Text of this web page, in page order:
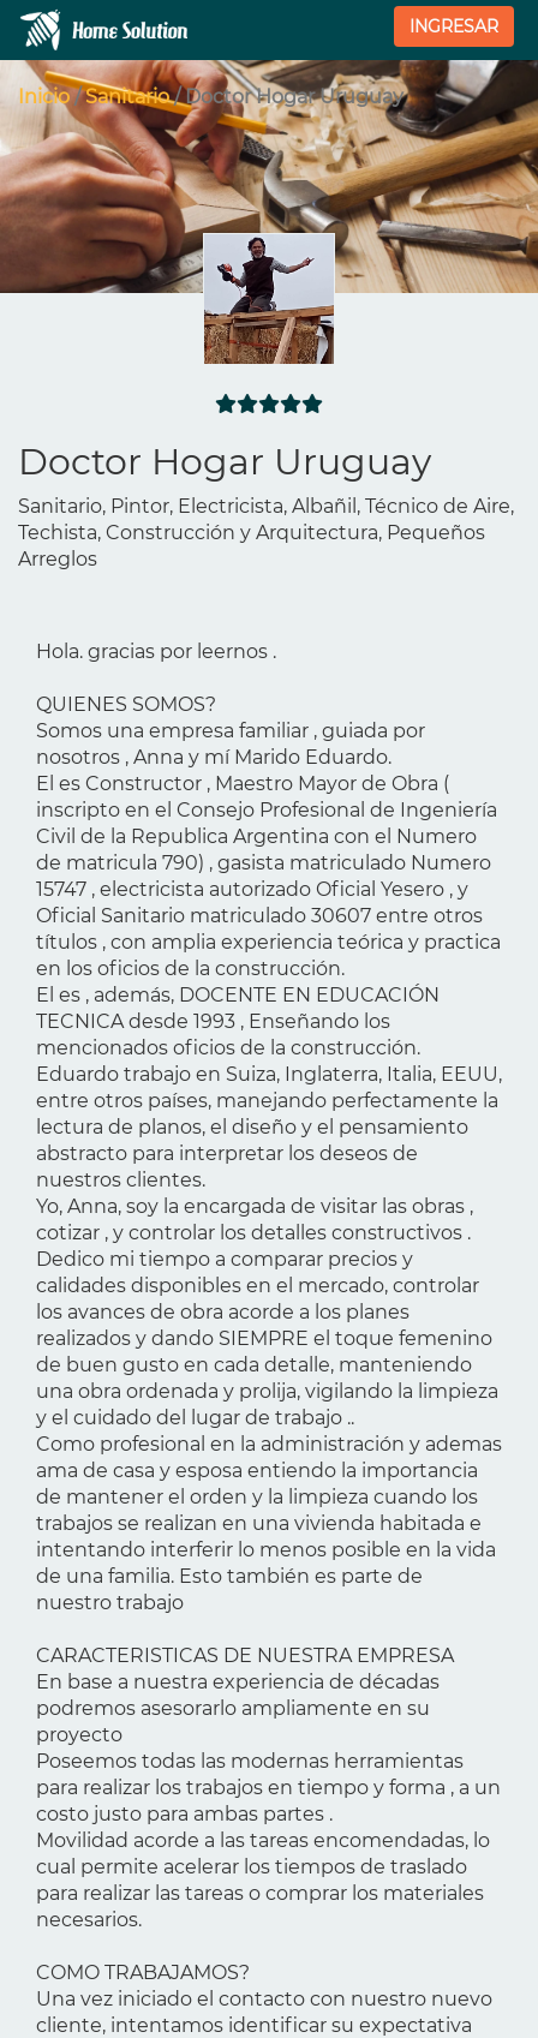
INGRESAR
Inicio/Sanitario/ Doctor Hogar Uruguay
Doctor Hogar Uruguay
Sanitario, Pintor, Electricista, Albañil, Técnico de Aire,
Techista, Construcción y Arquitectura, Pequeños
Arreglos
Hola. gracias por leernos .
QUIENES SOMOS?
Somos una empresa familiar , guiada por
nosotros , Anna y mí Marido Eduardo.
El es Constructor , Maestro Mayor de Obra (
inscripto en el Consejo Profesional de Ingeniería
Civil de la Republica Argentina con el Numero
de matricula 790) , gasista matriculado Numero
15747 , electricista autorizado Oficial Yesero , y
Oficial Sanitario matriculado 30607 entre otros
títulos , con amplia experiencia teórica y practica
en los oficios de la construcción.
El es , además, DOCENTE EN EDUCACIÓN
TECNICA desde 1993 , Enseñando los
mencionados oficios de la construcción.
Eduardo trabajo en Suiza, Inglaterra, Italia, EEUU,
entre otros países, manejando perfectamente la
lectura de planos, el diseño y el pensamiento
abstracto para interpretar los deseos de
nuestros clientes.
Yo, Anna, soy la encargada de visitar las obras ,
cotizar , y controlar los detalles constructivos .
Dedico mi tiempo a comparar precios y
calidades disponibles en el mercado, controlar
los avances de obra acorde a los planes
realizados y dando SIEMPRE el toque femenino
de buen gusto en cada detalle, manteniendo
una obra ordenada y prolija, vigilando la limpieza
y el cuidado del lugar de trabajo ..
Como profesional en la administración y ademas
ama de casa y esposa entiendo la importancia
de mantener el orden y la limpieza cuando los
trabajos se realizan en una vivienda habitada e
intentando interferir lo menos posible en la vida
de una familia. Esto también es parte de
nuestro trabajo
CARACTERISTICAS DE NUESTRA EMPRESA
En base a nuestra experiencia de décadas
podremos asesorarlo ampliamente en su
proyecto
Poseemos todas las modernas herramientas
para realizar los trabajos en tiempo y forma , a un
costo justo para ambas partes .
Movilidad acorde a las tareas encomendadas, lo
cual permite acelerar los tiempos de traslado
para realizar las tareas o comprar los materiales
necesarios.
COMO TRABAJAMOS?
Una vez iniciado el contacto con nuestro nuevo
cliente, intentamos identificar su expectativa